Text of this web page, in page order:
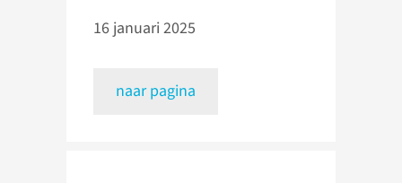
16 januari 2025
naar pagina